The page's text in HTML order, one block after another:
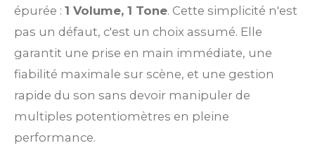
épurée : 1 Volume, 1 Tone. Cette simplicité n'est
pas un défaut, c'est un choix assumé. Elle
garantit une prise en main immédiate, une
fiabilité maximale sur scène, et une gestion
rapide du son sans devoir manipuler de
multiples potentiomètres en pleine
performance.